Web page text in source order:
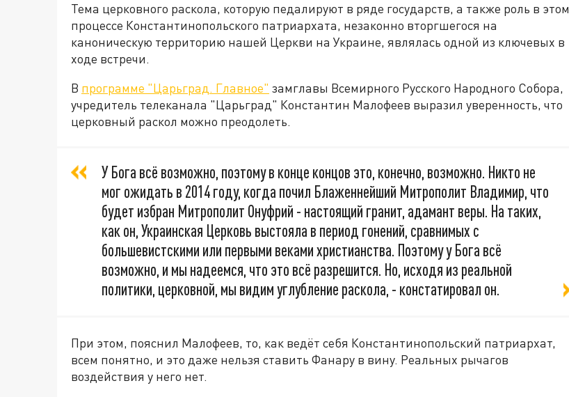
Тема церковного раскола, которую педалируют в ряде государств, а также роль в этом
процессе Константинопольского патриархата, незаконно вторгшегося на
каноническую территорию нашей Церкви на Украине, являлась одной из ключевых в
ходе встречи.
В программе "Царьград. Главное" замглавы Всемирного Русского Народного Собора,
учредитель телеканала "Царьград" Константин Малофеев выразил уверенность, что
церковный раскол можно преодолеть.
У Бога всё возможно, поэтому в конце концов это, конечно, возможно. Никто не
мог ожидать в 2014 году, когда почил Блаженнейший Митрополит Владимир, что
будет избран Митрополит Онуфрий - настоящий гранит, адамант веры. На таких,
как он, Украинская Церковь выстояла в период гонений, сравнимых с
большевистскими или первыми веками христианства. Поэтому у Бога всё
возможно, и мы надеемся, что это всё разрешится. Но, исходя из реальной
политики, церковной, мы видим углубление раскола, - констатировал он.
При этом, пояснил Малофеев, то, как ведёт себя Константинопольский патриархат,
всем понятно, и это даже нельзя ставить Фанару в вину. Реальных рычагов
воздействия у него нет.